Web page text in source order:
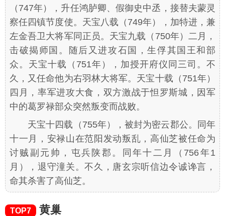
（747年），升任鸿胪卿、假御史中丞，接替夫蒙灵
察任四镇节度使。天宝八载（749年），加特进，兼
左金吾卫大将军同正员。天宝九载（750年）二月，
击破揭师国。随后又进攻石国，生俘其国王和部
众。天宝十载（751年），加授开府仪同三司。不
久，又任命他为右羽林大将军。天宝十载（751年）
四月，率军进攻大食，双方激战于怛罗斯城，因军
中的葛罗禄部众突然叛变而战败。
天宝十四载（755年），被封为密云郡公。同年
十一月，安禄山在范阳发动叛乱，高仙芝被任命为
讨贼副元帅，屯兵陕郡。同年十二月（756年1
月），退守潼关。不久，唐玄宗听信边令诚谗言，
命其杀害了高仙芝。
TOP7 黄巢